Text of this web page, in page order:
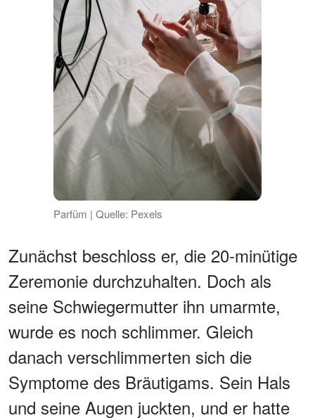
Parfüm | Quelle: Pexels
Zunächst beschloss er, die 20-minütige
Zeremonie durchzuhalten. Doch als
seine Schwiegermutter ihn umarmte,
wurde es noch schlimmer. Gleich
danach verschlimmerten sich die
Symptome des Bräutigams. Sein Hals
und seine Augen juckten, und er hatte